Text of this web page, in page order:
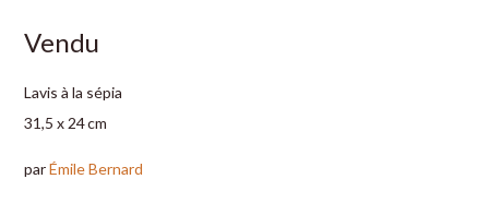
Vendu
Lavis à la sépia
31,5 x 24 cm
parÉmile Bernard